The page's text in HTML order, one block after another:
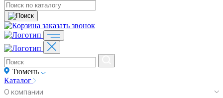
заказать звонок
Тюмень
Каталог
О компании